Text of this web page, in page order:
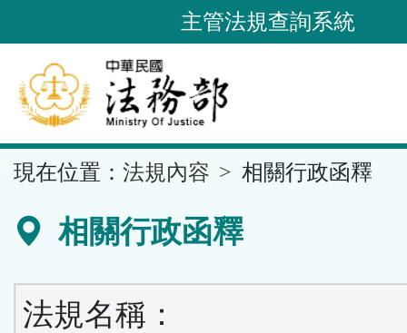
到
要
內
容
區
主管法規查詢系統
現在位置： 法規內容 相關行政函釋
相關行政函釋
法規名稱：